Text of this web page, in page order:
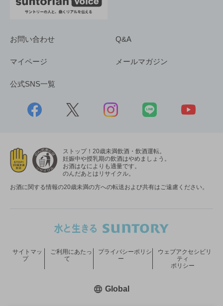
お問い合わせ Q&A
マイページ メールマガジン
公式SNS一覧
ストップ！20歳未満飲酒・飲酒運転。
妊娠中や授乳期の飲酒はやめましょう。
お酒はなによりも適量です。
のんだあとはリサイクル。
お酒に関する情報の20歳未満の方への転送および共有はご遠慮ください。
サイトマッ
プ
ご利用にあたっ
て
プライバシーポリシ
ー
ウェブアクセシビリ
ティ
ポリシー
Global新しいウィンドウで開く